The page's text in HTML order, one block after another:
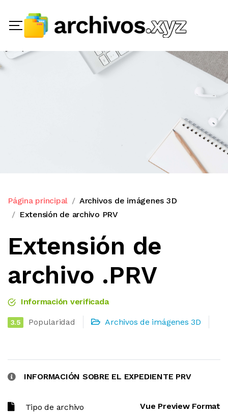
Página principal
Archivos de imágenes 3D
Extensión de archivo PRV
Extensión de
archivo .PRV
Información verificada
3.5 Popularidad Archivos de imágenes 3D
INFORMACIÓN SOBRE EL EXPEDIENTE PRV
Tipo de archivo Vue Preview Format